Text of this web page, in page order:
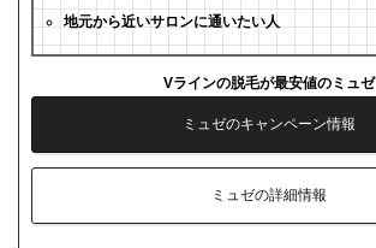
地元から近いサロンに通いたい人
Vラインの脱毛が最安値のミュゼ
ミュゼのキャンペーン情報
ミュゼの詳細情報